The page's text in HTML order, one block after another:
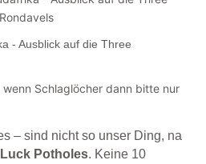
- Ausblick auf die Three
wenn Schlaglöcher dann bitte nur
– sind nicht so unser Ding, na
Luck Potholes. Keine 10